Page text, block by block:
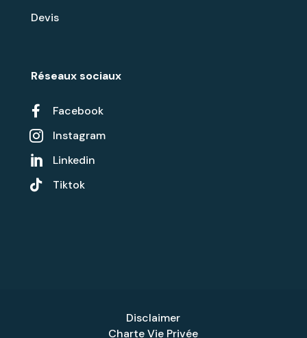
Réseaux sociaux
 Facebook
 Instagram

Linkedin

Tiktok
Devis
Disclaimer
Charte Vie Privée